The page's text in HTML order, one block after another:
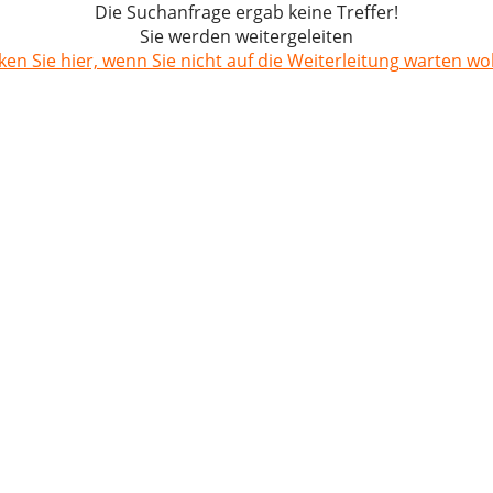
Die Suchanfrage ergab keine Treffer!
Sie werden weitergeleiten
Sie hier, wenn Sie nicht auf die Weiterleitung warten